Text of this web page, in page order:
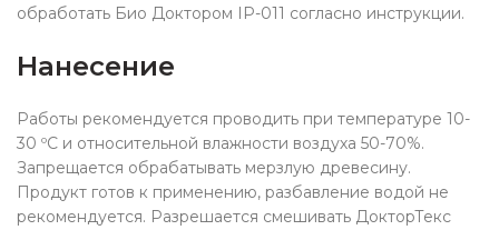
обработать Био Доктором ІР-011 согласно инструкции.
Нанесение
Работы рекомендуется проводить при температуре 10-
30 ºС и относительной влажности воздуха 50-70%.
Запрещается обрабатывать мерзлую древесину.
Продукт готов к применению, разбавление водой не
рекомендуется. Разрешается смешивать ДокторТекс